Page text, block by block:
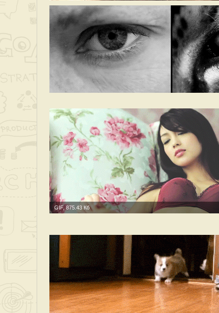
GIF, 875.43 Кб